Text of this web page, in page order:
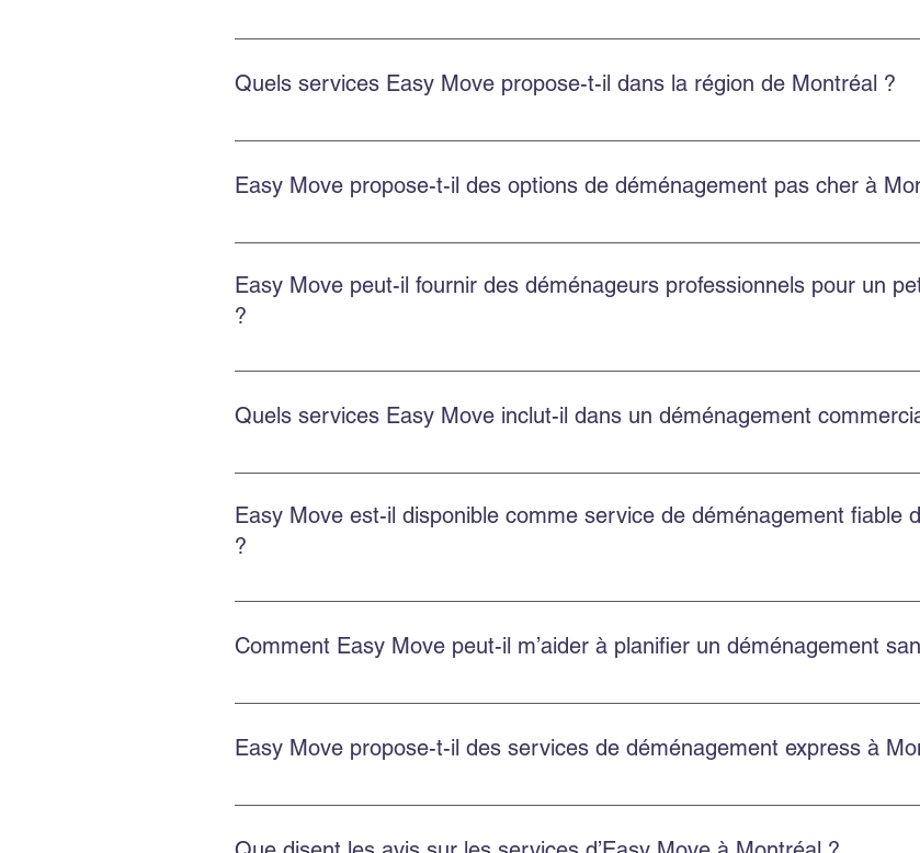
Oui. Easy Move dessert le centre-ville de Montréal avec une équipe ponctuelle,
Quels services Easy Move propose-t-il dans la région de Montréal ?
Easy Move propose le déménagement résidentiel, commercial, l’emballage
Easy Move propose-t-il des options de déménagement pas cher à
Easy Move propose des solutions économiques et transparentes, avec un bon rapport
Easy Move peut-il fournir des déménageurs professionnels pour un
?
Oui. Easy Move intervient aussi bien pour les petits appartements que pour les grands
Quels services Easy Move inclut-il dans un déménagement
Le déménagement commercial inclut la planification, le chargement, le transport, le
Easy Move est-il disponible comme service de déménagement fiable
?
Oui. Easy Move intervient partout au Québec, y compris Montréal, Châteauguay et
Comment Easy Move peut-il m’aider à planifier un déménagement
Planifiez à l’avance, obtenez une soumission gratuite, choisissez une équipe
Easy Move propose-t-il des services de déménagement express à
Oui. Easy Move propose des services rapides et flexibles pour réduire le stress et